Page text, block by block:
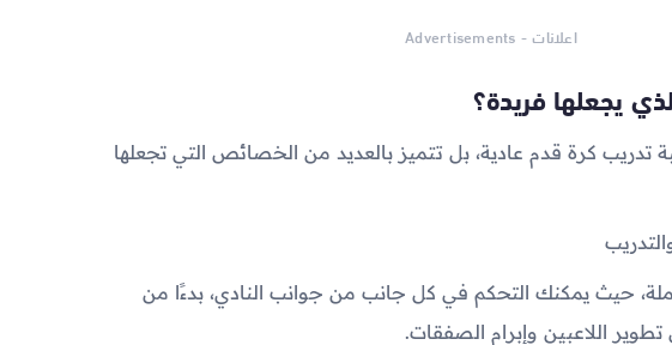
اعلانات - Advertisements
يجعلها فريدة؟
تدريب كرة قدم عادية، بل تتميز بالعديد من الخصائص التي تجعلها
حيث يمكنك التحكم في كل جانب من جوانب النادي، بدءًا من
تطوير اللاعبين وإبرام الصفقات.